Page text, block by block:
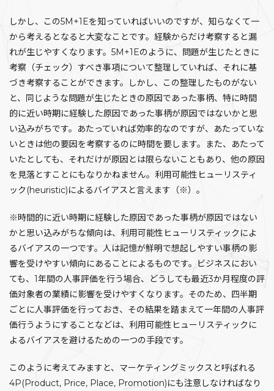
しかし、この5M+1Eを知っていればいいのですが、知らなくて一
から考えるとなると大変なことです。経験からだけ考察すると漏
れが生じやすくなります。5M+1Eのように、問題が生じたときに
考察（チェック）すべき事項について整理していれば、それに基
づき考察することができます。しかし、この整理したものがない
と、同じような問題が生じたときの原因であった事柄、特に時間
的に近い時期に経験した原因であった事柄が原因ではないかと思
い込みがちです。あたっていれば効率的なのですが、あたっていな
いときは他の要因を考察するのに時間を要します。また、あたって
いたとしても、それだけが原因とは限らないこともあり、他の原因
を見落とすことにもなりかねません。利用可能性ヒューリスティ
ック(heuristic)によるバイアスと言えます（※）。
※時間的に近い時期に経験した原因であった事柄が原因ではない
かと思い込みがちな傾向は、利用可能性ヒューリスティックによ
るバイアスの一つです。人は記憶が鮮明で想起しやすい事柄の影
響を受けやすい傾向にあることによるものです。ビジネスにおい
ても、1年間の人事評価を行う場合、どうしても最近3か月程度の評
価対象者の業績に影響を受けやすくなります。そのため、四半期
ごとに人事評価を行っておき、その結果を踏まえて一年間の人事評
価行うようにすることなどは、利用可能性ヒューリスティックに
よるバイアスを避けるための一つの手段です。
このように考えてみますと、マーケティングミックスと呼ばれる
4P(Product, Price, Place, Promotion)にも注意しなければなり